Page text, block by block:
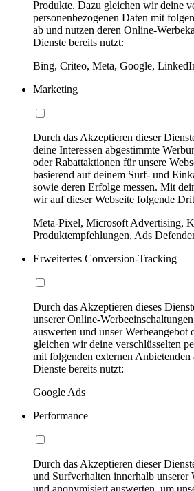
Produkte. Dazu gleichen wir deine
personenbezogenen Daten mit
ab und nutzen deren Online-
Dienste bereits nutzt:
Bing, Criteo, Meta, Google,
Marketing
Durch das Akzeptieren dieser
deine Interessen abgestimmte
oder Rabattaktionen für unsere
basierend auf deinem Surf- und
sowie deren Erfolge messen. Mit
wir auf dieser Webseite folgende
Meta-Pixel, Microsoft Advertising,
Produktempfehlungen, Ads
Erweitertes Conversion-Tracking
Durch das Akzeptieren dieses
unserer Online-
auswerten und unser Werbeangebot
gleichen wir deine verschlüsselten
mit folgenden externen Anbietenden
Dienste bereits nutzt:
Google Ads
Performance
Durch das Akzeptieren dieser
und Surfverhalten innerhalb unserer
und anonymisiert auswerten, um